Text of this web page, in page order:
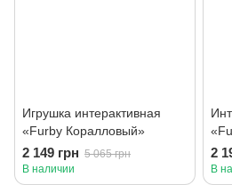
Игрушка интерактивная
«Furby Коралловый»
2 149 грн 5 065 грн
В наличии
2
В